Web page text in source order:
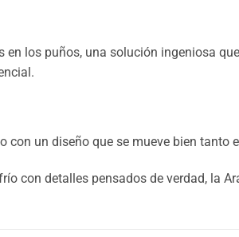
los puños, una solución ingeniosa
con un diseño que se mueve bien tanto
con detalles pensados de verdad, la